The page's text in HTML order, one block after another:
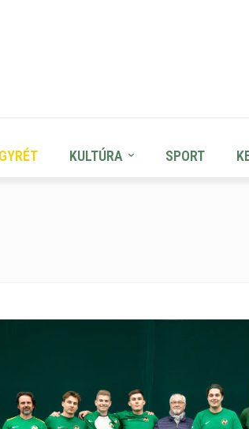
KULTÚRA SPORT